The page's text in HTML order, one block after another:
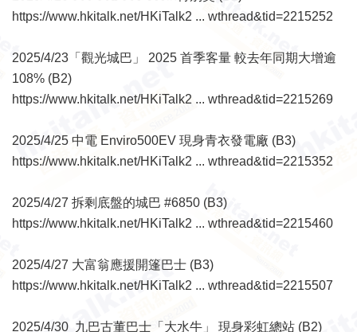
https://www.hkitalk.net/HKiTalk2 ... wthread&tid=2215252
2025/4/23「觀光城巴」 2025 首季客量 較去年同期大增逾
108% (B2)
https://www.hkitalk.net/HKiTalk2 ... wthread&tid=2215269
2025/4/25 中電 Enviro500EV 現身青衣發電廠 (B3)
https://www.hkitalk.net/HKiTalk2 ... wthread&tid=2215352
2025/4/27 拆剩底盤的城巴 #6850 (B3)
https://www.hkitalk.net/HKiTalk2 ... wthread&tid=2215460
2025/4/27 大富翁應援開篷巴士 (B3)
https://www.hkitalk.net/HKiTalk2 ... wthread&tid=2215507
2025/4/30 九巴古董巴士「大水牛」 現身彩虹總站 (B2)